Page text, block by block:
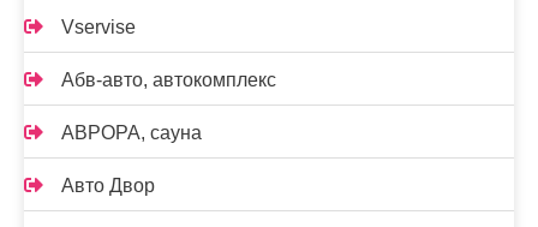
Vservise
Абв-авто, автокомплекс
АВРОРА, сауна
Авто Двор